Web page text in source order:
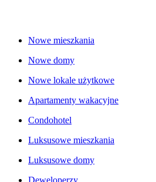
Nowe mieszkania
Nowe domy
Nowe lokale użytkowe
Apartamenty wakacyjne
Condohotel
Luksusowe mieszkania
Luksusowe domy
Deweloperzy